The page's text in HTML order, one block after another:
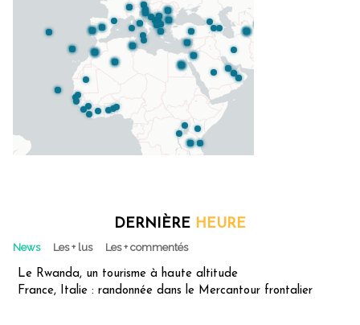
DERNIÈRE HEURE
News Les + lus Les + commentés
Le Rwanda, un tourisme à haute altitude
France, Italie : randonnée dans le Mercantour frontalier